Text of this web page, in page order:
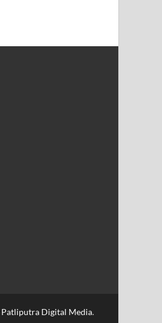
Patliputra Digital Media.